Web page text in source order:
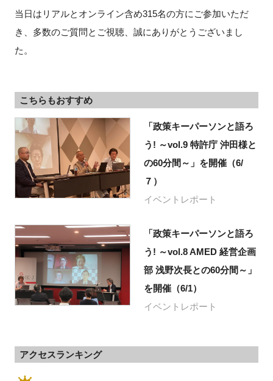
当日はリアルとオンライン含め315名の方にご参加いただ
き、多数のご質問とご視聴、誠にありがとうございまし
た。
こちらもおすすめ
「政策キーパーソンと語ろ
う! ～vol.9 特許庁 沖田様と
の60分間～」を開催（6/
７）
イベントレポート
「政策キーパーソンと語ろ
う! ～vol.8 AMED 経営企画
部 浅野次長との60分間～」
を開催（6/1）
イベントレポート
アクセスランキング